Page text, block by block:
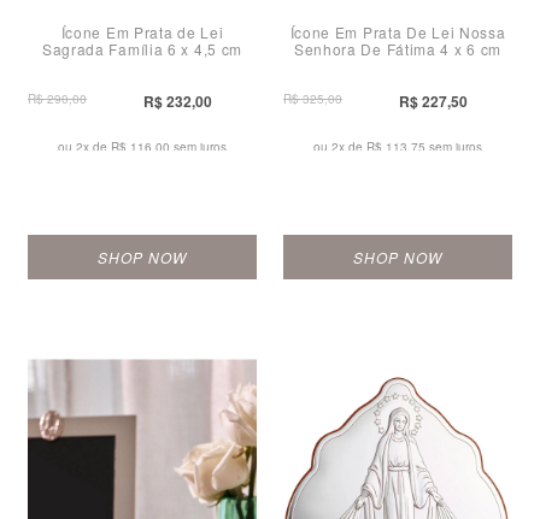
Ícone Em Prata de Lei
Sagrada Família 6 x 4,5 cm
R$ 290,00 R$ 232,00
ou 2x de R$ 116,00 sem juros
SHOP NOW
Ícone Em Prata De Lei Nossa
Senhora De Fátima 4 x 6 cm
R$ 325,00 R$ 227,50
ou 2x de R$ 113,75 sem juros
SHOP NOW